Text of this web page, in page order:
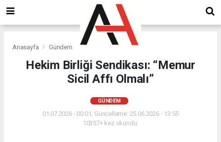
Anasayfa Gündem
Hekim Birliği Sendikası: “Memur
Sicil Affı Olmalı”
GÜNDEM
01.07.2026 - 00:01, Güncelleme: 25.06.2026 - 13:55
10357+ kez okundu.